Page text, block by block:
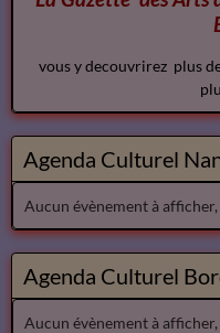
vous y decouvrirez plus
Agenda Culturel
Aucun évènement à afficher,
Agenda Culturel
Aucun évènement à afficher,